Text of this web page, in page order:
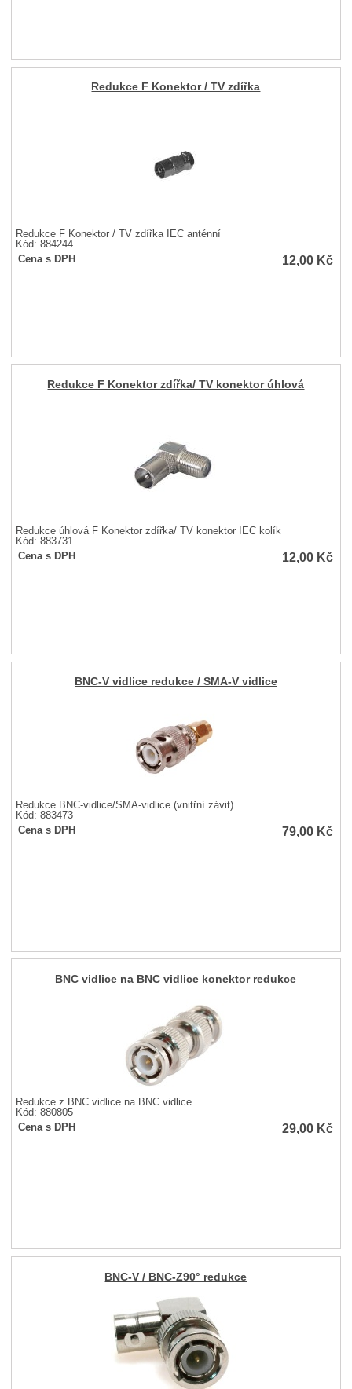
Redukce F Konektor / TV zdířka
Redukce F Konektor / TV zdířka IEC anténní
Kód: 884244
Cena s DPH
12,00 Kč
Redukce F Konektor zdířka/ TV konektor úhlová
Redukce úhlová F Konektor zdířka/ TV konektor IEC kolík
Kód: 883731
Cena s DPH
12,00 Kč
BNC-V vidlice redukce / SMA-V vidlice
Redukce BNC-vidlice/SMA-vidlice (vnitřní závit)
Kód: 883473
Cena s DPH
79,00 Kč
BNC vidlice na BNC vidlice konektor redukce
Redukce z BNC vidlice na BNC vidlice
Kód: 880805
Cena s DPH
29,00 Kč
BNC-V / BNC-Z90° redukce